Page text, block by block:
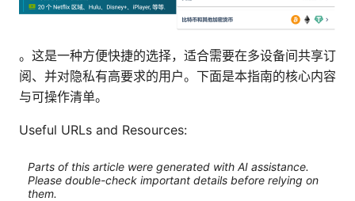
。这是一种方便快捷的选择，适合需要在多设备间共享订
阅、并对隐私有高要求的用户。下面是本指南的核心内容
与可操作清单。
Useful URLs and Resources:
Parts of this article were generated with AI assistance.
Please double-check important details before relying on
them.